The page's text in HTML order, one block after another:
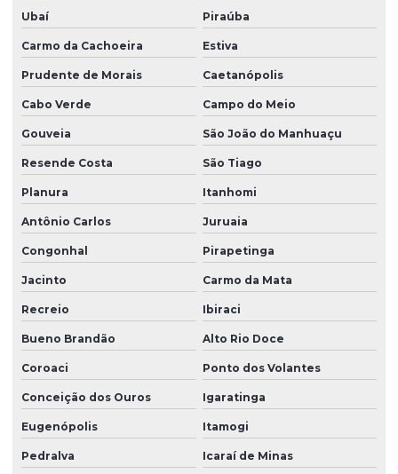
Ubaí Piraúba
Carmo da Cachoeira Estiva
Prudente de Morais Caetanópolis
Cabo Verde Campo do Meio
Gouveia São João do Manhuaçu
Resende Costa São Tiago
Planura Itanhomi
Antônio Carlos Juruaia
Congonhal Pirapetinga
Jacinto Carmo da Mata
Recreio Ibiraci
Bueno Brandão Alto Rio Doce
Coroaci Ponto dos Volantes
Conceição dos Ouros Igaratinga
Eugenópolis Itamogi
Pedralva Icaraí de Minas